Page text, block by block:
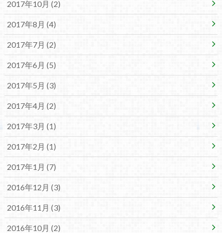
2017年10月 (2)
2017年8月 (4)
2017年7月 (2)
2017年6月 (5)
2017年5月 (3)
2017年4月 (2)
2017年3月 (1)
2017年2月 (1)
2017年1月 (7)
2016年12月 (3)
2016年11月 (3)
2016年10月 (2)